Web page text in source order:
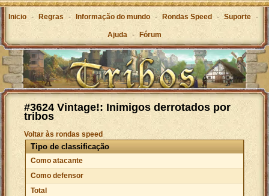
Inicio - Regras - Informação do mundo - Rondas Speed - Suporte -
Ajuda - Fórum
#3624 Vintage!: Inimigos derrotados por
tribos
Voltar às rondas speed
Tipo de classificação
Como atacante
Como defensor
Total